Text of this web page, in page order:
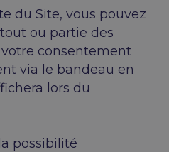
du Site, vous pouvez
ou partie des
consentement
via le bandeau en
lors du
possibilité